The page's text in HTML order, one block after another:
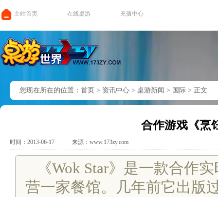
主站首页 在线桌游 充值中心
您现在所在的位置： 首页 > 资讯中心 > 桌游新闻 > 国际 > 正文
合作游戏《烹
时间：2013-06-17 来源：www.173zy.com
《Wok Star》是一款合作
营一家餐馆。几年前它出版